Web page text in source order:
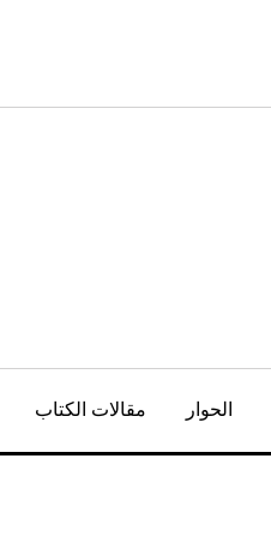
الحوار مقالات الكتاب